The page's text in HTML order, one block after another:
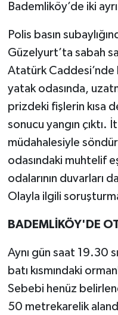
Bademliköy’de iki
Polis basın
Güzelyurt’ta sabah
Atatürk Caddesi’nde
yatak odasında,
prizdeki fişlerin kısa
sonucu yangın çıktı.
müdahalesiyle
odasındaki muhtelif
odalarının duvarları
Olayla ilgili
BADEMLİKÖY'DE
Aynı gün saat 19.30
batı kısmındaki
Sebebi henüz
50 metrekarelik